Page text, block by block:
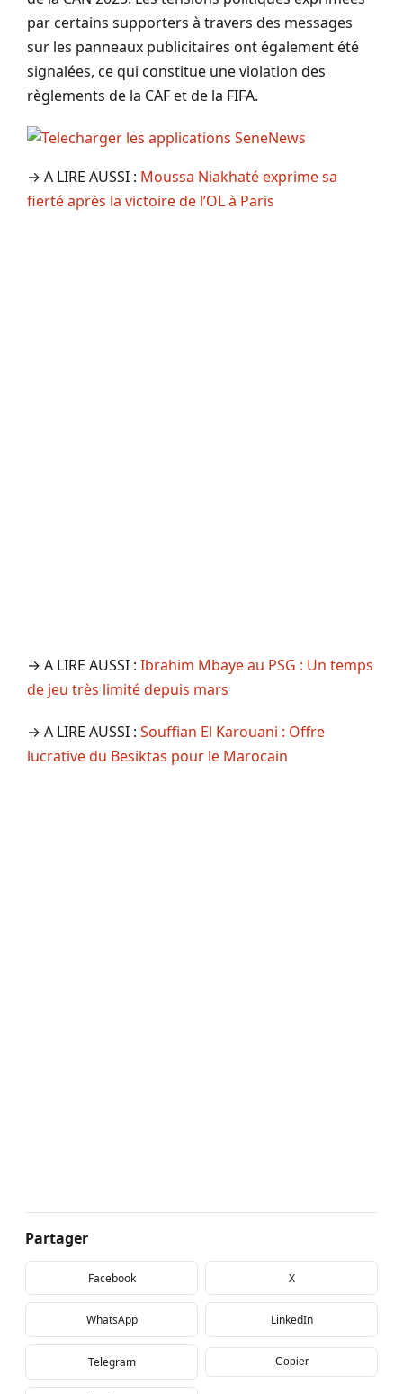
par certains supporters à travers des messages
sur les panneaux publicitaires ont également été
signalées, ce qui constitue une violation des
règlements de la CAF et de la FIFA.
→ A LIRE AUSSI : Moussa Niakhaté exprime sa
fierté après la victoire de l’OL à Paris
→ A LIRE AUSSI : Ibrahim Mbaye au PSG : Un temps
de jeu très limité depuis mars
→ A LIRE AUSSI : Souffian El Karouani : Offre
lucrative du Besiktas pour le Marocain
Partager
Facebook X
WhatsApp LinkedIn
Telegram Copier